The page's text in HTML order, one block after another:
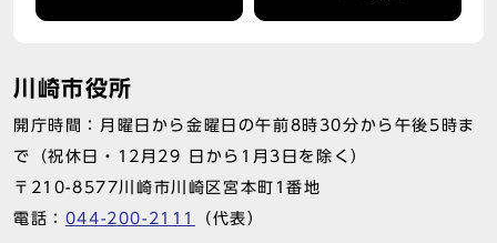
川崎市役所
開庁時間：月曜日から金曜日の午前8時30分から午後5時ま
で（祝休日・12月29 日から1月3日を除く）
〒210-8577川崎市川崎区宮本町1番地
電話： 044-200-2111 （代表）